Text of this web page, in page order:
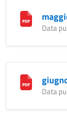
Data
Data